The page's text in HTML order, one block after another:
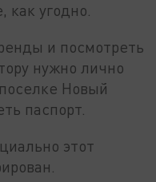
угодно.
и посмотреть
нужно лично
Новый
паспорт.
этот